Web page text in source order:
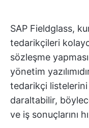
SAP Fieldglass,
tedarikçileri
sözleşme
yönetim
tedarikçi
daraltabilir,
ve iş sonuçlarını